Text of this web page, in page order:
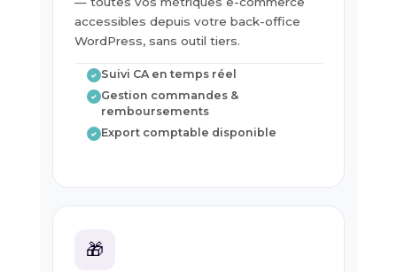
accessibles depuis votre back-office
WordPress, sans outil tiers.
✓ Suivi CA en temps réel
✓ Gestion commandes &
remboursements
✓ Export comptable disponible
🎁